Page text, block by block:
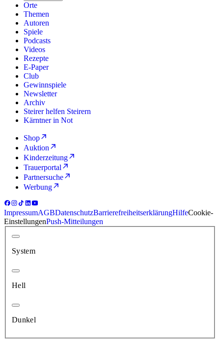
Orte
Themen
Autoren
Spiele
Podcasts
Videos
Rezepte
E-Paper
Club
Gewinnspiele
Newsletter
Archiv
Steirer helfen Steirern
Kärntner in Not
Shop
Auktion
Kinderzeitung
Trauerportal
Partnersuche
Werbung
ImpressumAGBDatenschutzBarrierefreiheitserklärungHilfeCookie-
EinstellungenPush-Mitteilungen
System
Hell
Dunkel